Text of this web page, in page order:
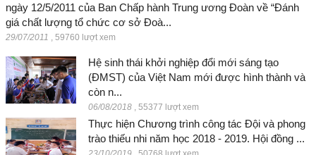
ngày 12/5/2011 của Ban Chấp hành Trung ương Đoàn về “Đánh
giá chất lượng tổ chức cơ sở Đoà...
29/07/2011 59760 lượt xem
Hệ sinh thái khởi nghiệp đổi mới sáng tạo
(ĐMST) của Việt Nam mới được hình thành và
còn n...
06/08/2018 55377 lượt xem
Thực hiện Chương trình công tác Đội và phong
trào thiếu nhi năm học 2018 - 2019. Hội đồng ...